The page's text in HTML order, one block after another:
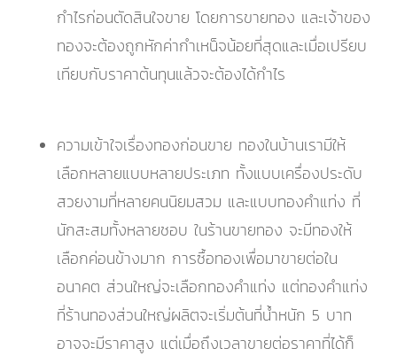
กำไรก่อนตัดสินใจขาย โดยการขายทอง และเจ้าของ
ทองจะต้องถูกหักค่ากำเหน็จน้อยที่สุดและเมื่อเปรียบ
เทียบกับราคาต้นทุนแล้วจะต้องได้กำไร
ความเข้าใจเรื่องทองก่อนขาย ทองในบ้านเรามีให้
เลือกหลายแบบหลายประเภท ทั้งแบบเครื่องประดับ
สวยงามที่หลายคนนิยมสวม และแบบทองคำแท่ง ที่
นักสะสมทั้งหลายชอบ ในร้านขายทอง จะมีทองให้
เลือกค่อนข้างมาก การซื้อทองเพื่อมาขายต่อใน
อนาคต ส่วนใหญ่จะเลือกทองคำแท่ง แต่ทองคำแท่ง
ที่ร้านทองส่วนใหญ่ผลิตจะเริ่มต้นที่น้ำหนัก 5 บาท
อาจจะมีราคาสูง แต่เมื่อถึงเวลาขายต่อราคาที่ได้ก็